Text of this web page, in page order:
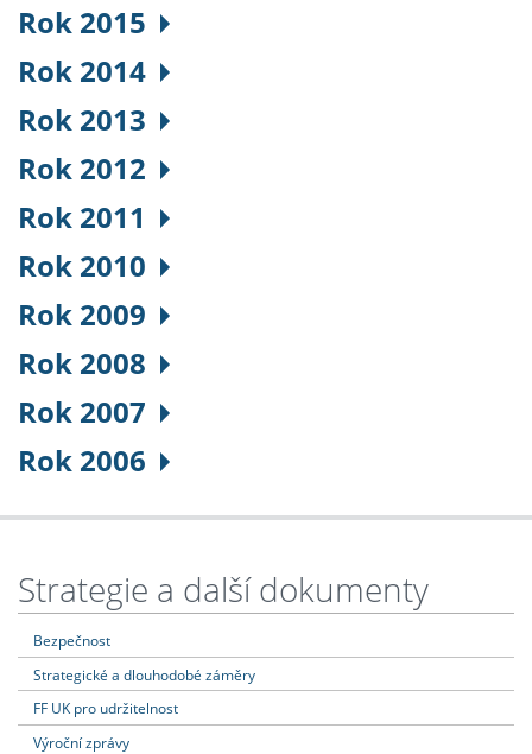
Rok 2015
Rok 2014
Rok 2013
Rok 2012
Rok 2011
Rok 2010
Rok 2009
Rok 2008
Rok 2007
Rok 2006
Strategie a další dokumenty
Bezpečnost
Strategické a dlouhodobé záměry
FF UK pro udržitelnost
Výroční zprávy